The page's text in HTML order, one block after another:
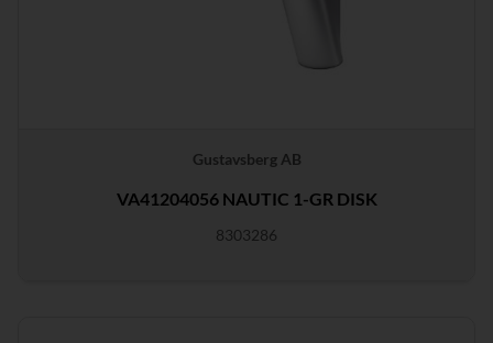
Gustavsberg AB
VA41204056 NAUTIC 1-GR DISK
8303286